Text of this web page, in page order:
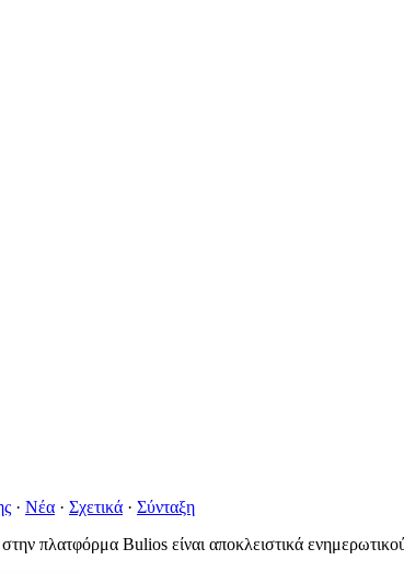
· Νέα · Σχετικά · Σύνταξη
πλατφόρμα Bulios είναι αποκλειστικά